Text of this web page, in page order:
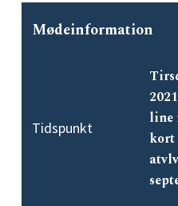
Mødeinformation
Tidspunkt
line